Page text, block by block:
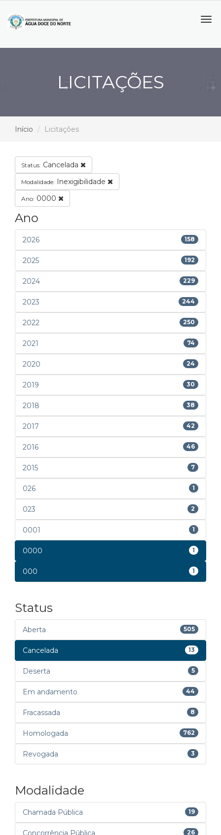
LICITAÇÕES
Início Licitações
Status: Cancelada
Modalidade: Inexigibilidade
Ano: 0000
Ano
2026 158
2025 192
2024 229
2023 244
2022 250
2021 74
2020 24
2019 30
2018 38
2017 42
2016 46
2015 7
026 1
023 2
0001 1
0000 1
000 1
Status
Aberta 505
Cancelada 13
Deserta 5
Em andamento 44
Fracassada 8
Homologada 762
Revogada 3
Modalidade
Chamada Pública 19
Concorrência Pública 26